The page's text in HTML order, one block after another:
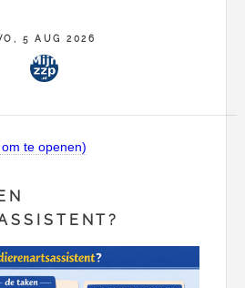
5 AUG 2026
te openen)